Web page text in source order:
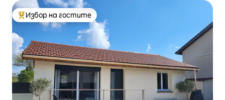
Най-популярен избор на гостите
Избор на гостите